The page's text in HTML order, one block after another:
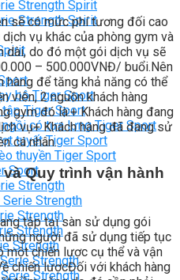
Strength Spirit
Strength Spirit
bộ Tiger Sport
Tiger Sport
có tựa lưng Tiger Sport
tuyết Tiger Sport
thuyền Tiger Sport
Sport
Strength
Serie Strength
Strength
Strength
Strength
Strength
Strength
sẽ có mức phí tương đối cao
vụ khác của phòng gym và
dài, do đó một gói dịch vụ sẽ
– 500.000VNĐ/ buổi.Nên
để tăng khả năng có thể
viên, 2 nguồn khách hàng
gym đó là:+ Khách hàng đang
vụ+ Khách hàng đã đang sử
cá nhân.
Quy trình vận hành
tập tại sàn sử dụng gói
người đã sử dụng tiếp tục
chiến lược cụ thể và vận
chiến lượcĐối với khách hàng